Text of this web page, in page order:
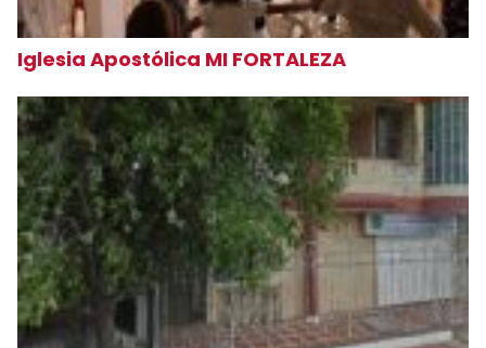
Iglesia Apostólica MI FORTALEZA